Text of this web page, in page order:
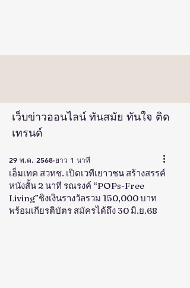
เว็บข่าวออนไลน์ ทันสมัย ทันใจ ติด
เทรนด์
เอ็มเทค สวทช. เปิดเวทีเยาวชน สร้างสรรค์
หนังสั้น 2 นาที รณรงค์ “POPs-Free
Living”ชิงเงินรางวัลรวม 150,000 บาท
พร้อมเกียรติบัตร สมัครได้ถึง 30 มิ.ย.68
29 พ.ค. 2568 ยาว 1 นาที